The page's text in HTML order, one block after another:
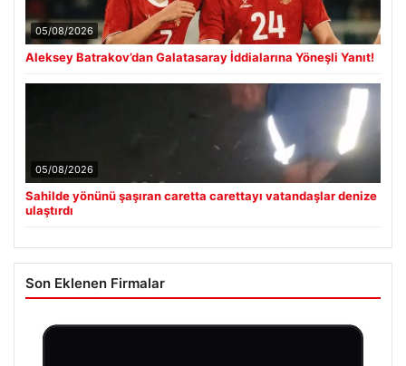
05/08/2026
Aleksey Batrakov’dan Galatasaray İddialarına Yöneşli Yanıt!
05/08/2026
Sahilde yönünü şaşıran caretta carettayı vatandaşlar denize
ulaştırdı
Son Eklenen Firmalar